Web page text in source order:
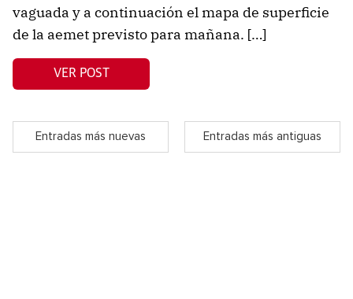
vaguada y a continuación el mapa de superficie
de la aemet previsto para mañana. […]
VER POST
Entradas más nuevas Entradas más antiguas